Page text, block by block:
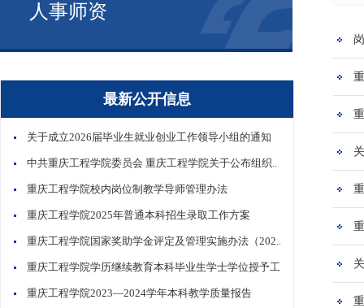
人事师资
最新公开信息
关于成立2026届毕业生就业创业工作领导小组的通知
中共重庆工程学院委员会 重庆工程学院关于公布组织..
重庆工程学院校内岗位制教学导师管理办法
重庆工程学院2025年普通本科招生录取工作方案
重庆工程学院国家奖助学金评定及管理实施办法（202..
重庆工程学院学历继续教育本科毕业生学士学位授予工..
重庆工程学院2023—2024学年本科教学质量报告